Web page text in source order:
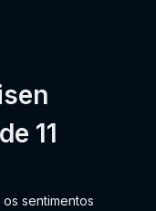
11
sentimentos